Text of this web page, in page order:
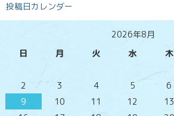
投稿日カレンダー
2026年8月
日
月 火 水 木
2
3 4 5 6
9
10 11 12 13